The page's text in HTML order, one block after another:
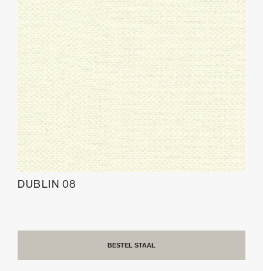
DUBLIN 08
BESTEL STAAL